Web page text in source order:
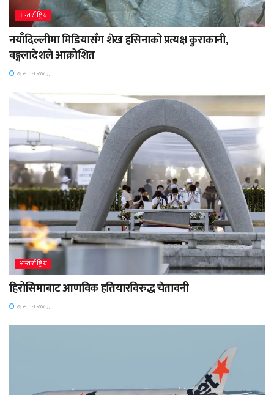
अन्तर्राष्ट्रिय
नयाँदिल्लीमा मिडियासँग शेख हसिनाको प्रत्यक्ष कुराकानी,
बङ्गलादेशले आक्रोशित
२१ साउन २०८३,
अन्तर्राष्ट्रिय
हिरोसिमाबाट आणविक हतियारविरुद्ध चेतावनी
२१ साउन २०८३,